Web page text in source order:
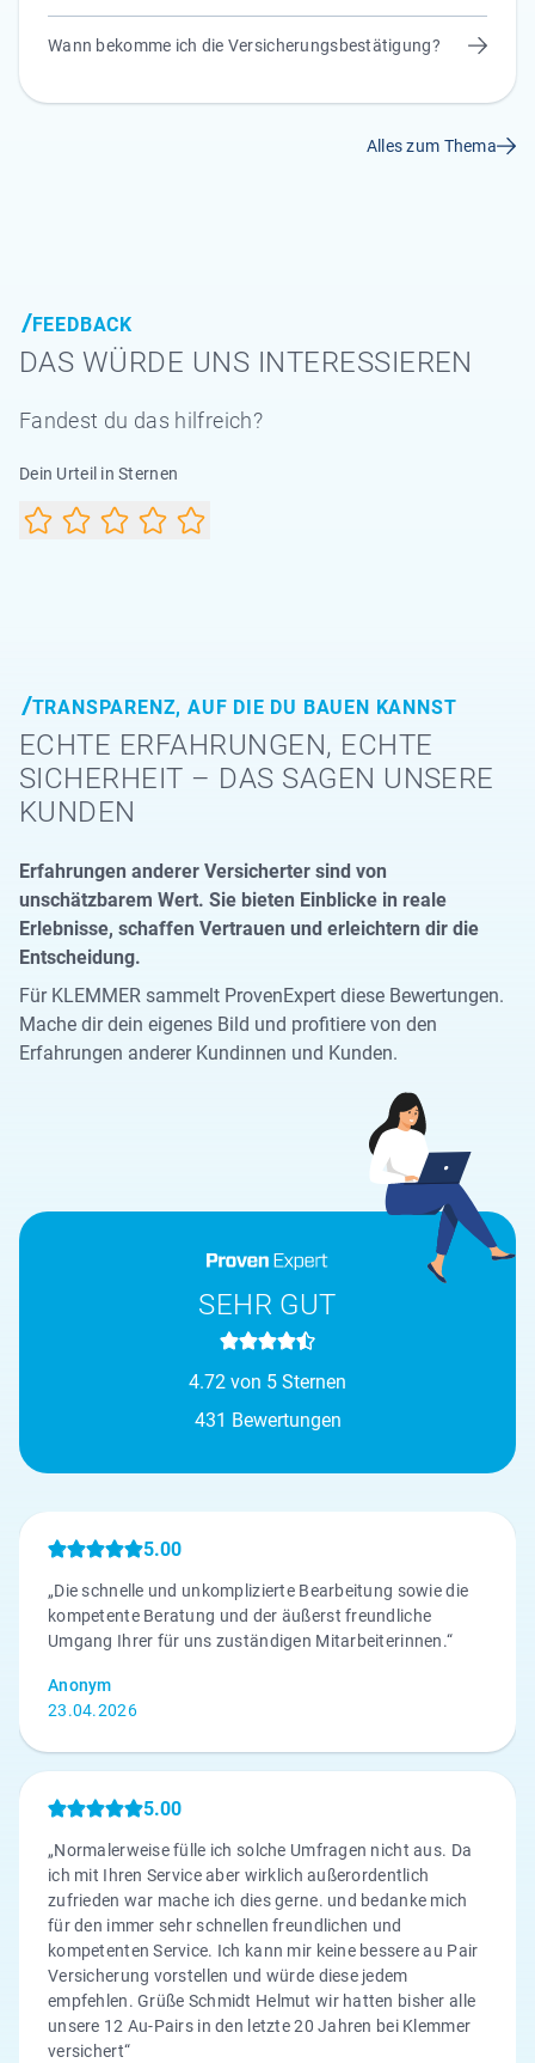
Wann bekomme ich die Versicherungsbestätigung?
Alles zum Thema
FEEDBACK
DAS WÜRDE UNS INTERESSIEREN
Fandest du das hilfreich?
Dein Urteil in Sternen
TRANSPARENZ, AUF DIE DU BAUEN KANNST
ECHTE ERFAHRUNGEN, ECHTE
SICHERHEIT – DAS SAGEN UNSERE
KUNDEN
Erfahrungen anderer Versicherter sind von
unschätzbarem Wert. Sie bieten Einblicke in reale
Erlebnisse, schaffen Vertrauen und erleichtern dir die
Entscheidung.
Für KLEMMER sammelt ProvenExpert diese Bewertungen.
Mache dir dein eigenes Bild und profitiere von den
Erfahrungen anderer Kundinnen und Kunden.
SEHR GUT
4.72 von 5 Sternen
431 Bewertungen
5.00
„Die schnelle und unkomplizierte Bearbeitung sowie die
kompetente Beratung und der äußerst freundliche
Umgang Ihrer für uns zuständigen Mitarbeiterinnen.“
Anonym
23.04.2026
5.00
„Normalerweise fülle ich solche Umfragen nicht aus. Da
ich mit Ihren Service aber wirklich außerordentlich
zufrieden war mache ich dies gerne. und bedanke mich
für den immer sehr schnellen freundlichen und
kompetenten Service. Ich kann mir keine bessere au Pair
Versicherung vorstellen und würde diese jedem
empfehlen. Grüße Schmidt Helmut wir hatten bisher alle
unsere 12 Au-Pairs in den letzte 20 Jahren bei Klemmer
versichert“